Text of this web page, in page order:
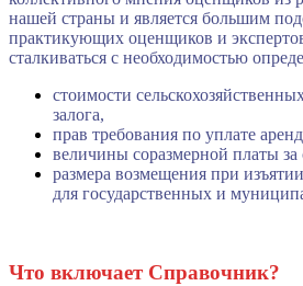
нашей страны и является большим
практикующих оценщиков и
сталкиваться с необходимостью
стоимости
залога,
прав требования по уплате
величины соразмерной платы за
размера возмещения при
для государственных и
Что включает Справочник?